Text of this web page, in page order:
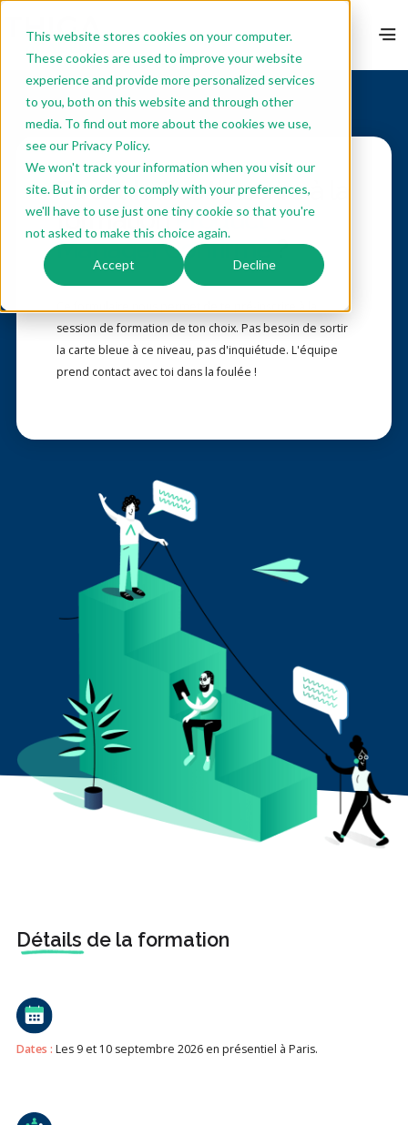
This website stores cookies on your computer.
These cookies are used to improve your website
experience and provide more personalized services
to you, both on this website and through other
media. To find out more about the cookies we use,
see our Privacy Policy.
We won't track your information when you visit our
site. But in order to comply with your preferences,
we'll have to use just one tiny cookie so that you're
not asked to make this choice again.
Accept Decline
Tu souhaites t'inscrire à la
formationProduct
Manager Confirmé?
session de formation de ton choix. Pas besoin de sortir
la carte bleue à ce niveau, pas d'inquiétude. L'équipe
prend contact avec toi dans la foulée !
Détails de la formation
Dates : Les 9 et 10 septembre 2026 en présentiel à Paris.